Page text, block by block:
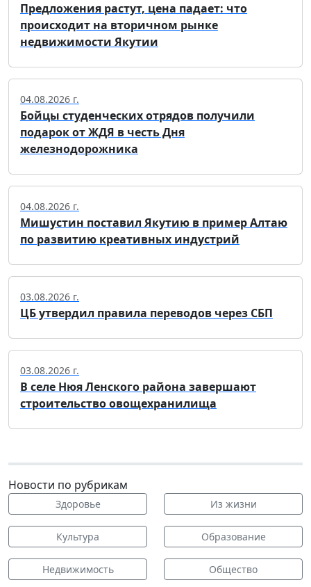
Предложения растут, цена падает: что
происходит на вторичном рынке
недвижимости Якутии
04.08.2026 г.
Бойцы студенческих отрядов получили
подарок от ЖДЯ в честь Дня
железнодорожника
04.08.2026 г.
Мишустин поставил Якутию в пример Алтаю
по развитию креативных индустрий
03.08.2026 г.
ЦБ утвердил правила переводов через СБП
03.08.2026 г.
В селе Нюя Ленского района завершают
строительство овощехранилища
Новости по рубрикам
Здоровье Из жизни
Культура Образование
Недвижимость Общество